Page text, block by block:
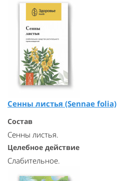
Сенны листья (Sennae folia)
Состав
Сенны листья.
Целебное действие
Слабительное.